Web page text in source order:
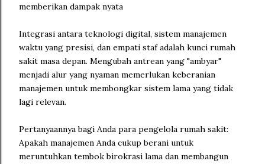
memberikan dampak nyata
Integrasi antara teknologi digital, sistem manajemen
waktu yang presisi, dan empati staf adalah kunci rumah
sakit masa depan. Mengubah antrean yang "ambyar"
menjadi alur yang nyaman memerlukan keberanian
manajemen untuk membongkar sistem lama yang tidak
lagi relevan.
Pertanyaannya bagi Anda para pengelola rumah sakit:
Apakah manajemen Anda cukup berani untuk
meruntuhkan tembok birokrasi lama dan membangun